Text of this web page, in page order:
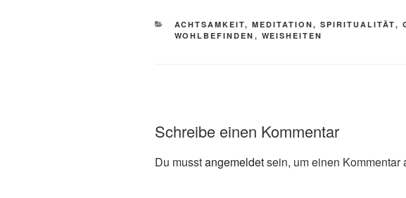
KATEGORIEN
ACHTSAMKEIT, MEDITATION, SPIRITUALITÄT,
WOHLBEFINDEN , WEISHEITEN
Schreibe einen Kommentar
Du musstangemeldetsein, um einen Kommentar